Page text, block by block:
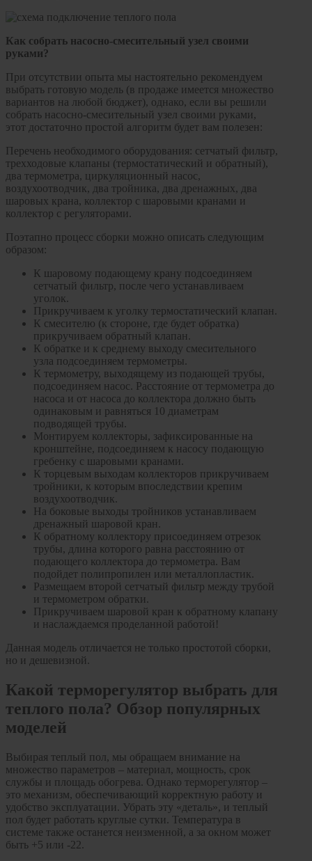
Как собрать насосно-смесительный узел своими
руками?
При отсутствии опыта мы настоятельно рекомендуем
выбрать готовую модель (в продаже имеется множество
вариантов на любой бюджет), однако, если вы решили
собрать насосно-смесительный узел своими руками,
этот достаточно простой алгоритм будет вам полезен:
Перечень необходимого оборудования: сетчатый фильтр,
трехходовые клапаны (термостатический и обратный),
два термометра, циркуляционный насос,
воздухоотводчик, два тройника, два дренажных, два
шаровых крана, коллектор с шаровыми кранами и
коллектор с регуляторами.
Поэтапно процесс сборки можно описать следующим
образом:
К шаровому подающему крану подсоединяем
сетчатый фильтр, после чего устанавливаем
уголок.
Прикручиваем к уголку термостатический клапан.
К смесителю (к стороне, где будет обратка)
прикручиваем обратный клапан.
К обратке и к среднему выходу смесительного
узла подсоединяем термометры.
К термометру, выходящему из подающей трубы,
подсоединяем насос. Расстояние от термометра до
насоса и от насоса до коллектора должно быть
одинаковым и равняться 10 диаметрам
подводящей трубы.
Монтируем коллекторы, зафиксированные на
кронштейне, подсоединяем к насосу подающую
гребенку с шаровыми кранами.
К торцевым выходам коллекторов прикручиваем
тройники, к которым впоследствии крепим
воздухоотводчик.
На боковые выходы тройников устанавливаем
дренажный шаровой кран.
К обратному коллектору присоединяем отрезок
трубы, длина которого равна расстоянию от
подающего коллектора до термометра. Вам
подойдет полипропилен или металлопластик.
Размещаем второй сетчатый фильтр между трубой
и термометром обратки.
Прикручиваем шаровой кран к обратному клапану
и наслаждаемся проделанной работой!
Данная модель отличается не только простотой сборки,
но и дешевизной.
Какой терморегулятор выбрать для
теплого пола? Обзор популярных
моделей
Выбирая теплый пол, мы обращаем внимание на
множество параметров – материал, мощность, срок
службы и площадь обогрева. Однако терморегулятор –
это механизм, обеспечивающий корректную работу и
удобство эксплуатации. Убрать эту «деталь», и теплый
пол будет работать круглые сутки. Температура в
системе также останется неизменной, а за окном может
быть +5 или -22.